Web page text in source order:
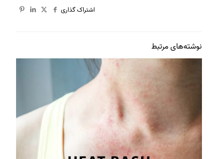
اشتراک گذاری
نوشته‌های مرتبط